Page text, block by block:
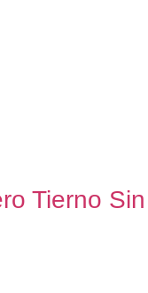
Tierno